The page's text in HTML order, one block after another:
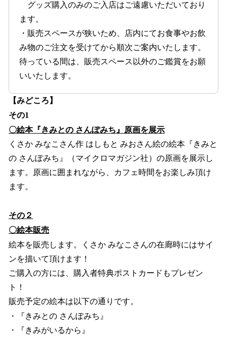
グッズ購入のみのご入店はご遠慮いただいており
ます。
・販売スペースが狭いため、店内にてお食事やお飲
み物のご注文を受けてから順次ご案内いたします。
待っている間は、販売スペース以外のご鑑賞をお願
いいたします。
【みどころ】
その1
〇絵本『きみとの さんぽみち』原画を展示
くさか みなこさん作 はしもと みおさん絵の絵本『きみと
の さんぽみち』（マイクロマガジン社）の原画を展示し
ます。原画に囲まれながら、カフェ時間をお楽しみ頂け
ます。
その２
〇絵本販売
絵本を販売します。くさか みなこさんの在廊時にはサイ
ンを描いて頂けます！
ご購入の方には、購入者特典ポストカードもプレゼン
ト！
販売予定の絵本は以下の通りです。
・『きみとの さんぽみち』
・『きみがいるから』